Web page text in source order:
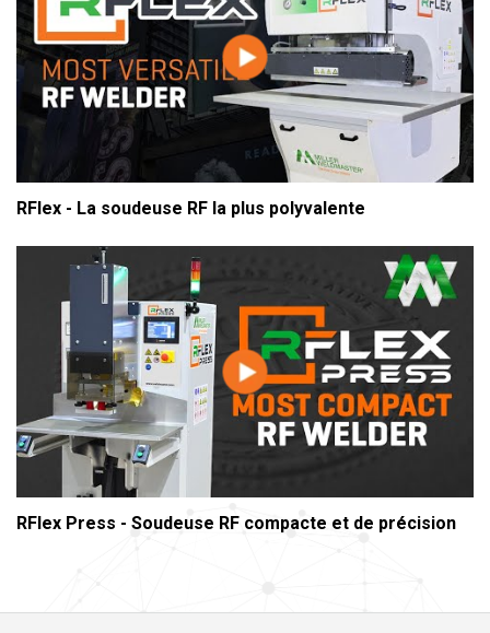
RFlex - La soudeuse RF la plus polyvalente
RFlex Press - Soudeuse RF compacte et de précision